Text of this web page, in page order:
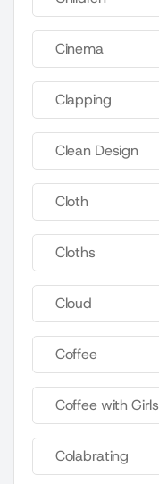
Cinema
Clapping
Clean Design
Cloth
Cloths
Cloud
Coffee
Coffee with Girls
Colabrating